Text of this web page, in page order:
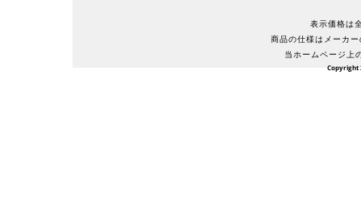
表示価格は
商品の仕様はメーカ
当ホームページ上
Copyright